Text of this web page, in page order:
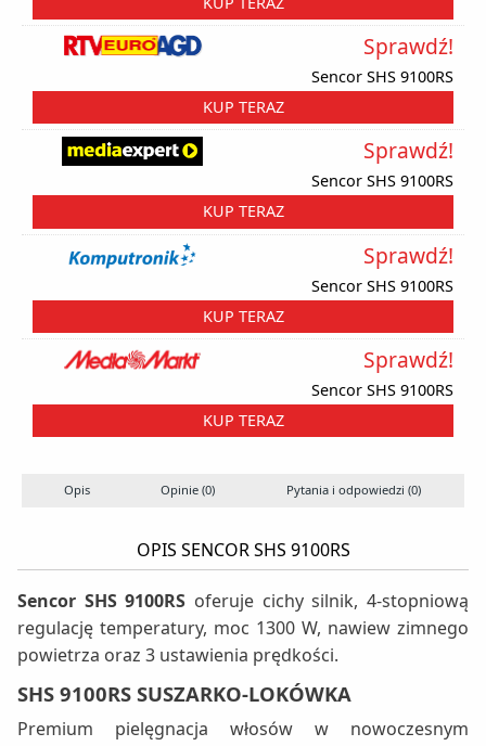
Sencor SHS 9100RS
Sprawdź!
KUP TERAZ
Sencor SHS 9100RS
Sprawdź!
KUP TERAZ
Sencor SHS 9100RS
Sprawdź!
KUP TERAZ
Sencor SHS 9100RS
Sprawdź!
KUP TERAZ
Opis Opinie (0) Pytania i odpowiedzi (0)
OPIS SENCOR SHS 9100RS
Sencor SHS 9100RS oferuje cichy silnik, 4-stopniową
regulację temperatury, moc 1300 W, nawiew zimnego
powietrza oraz 3 ustawienia prędkości.
SHS 9100RS SUSZARKO-LOKÓWKA
Premium pielęgnacja włosów w nowoczesnym